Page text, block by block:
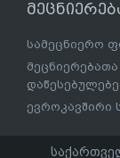
სამეცნიერო
ევროკავშირი